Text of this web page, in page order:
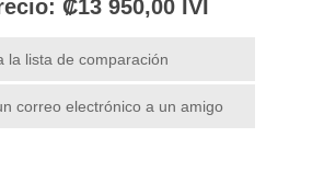
₡13 950,00 IVI